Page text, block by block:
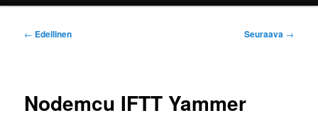
Artikkelien
← Edellinen Seuraava →
Nodemcu IFTT Yammer